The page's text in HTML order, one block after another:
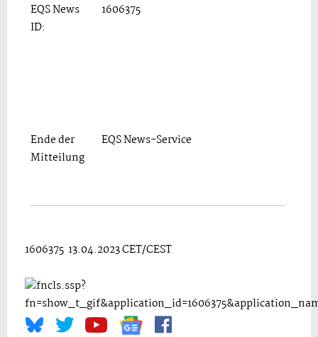
EQS News
ID:
1606375
Ende der
Mitteilung
EQS News-Service
1606375 13.04.2023 CET/CEST